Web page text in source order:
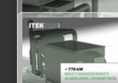
SoMe_1024x1024_R
ealiNiedzGalw_00